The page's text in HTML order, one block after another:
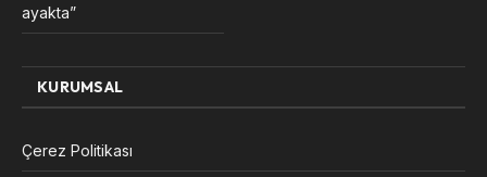
ayakta”
KURUMSAL
Çerez Politikası